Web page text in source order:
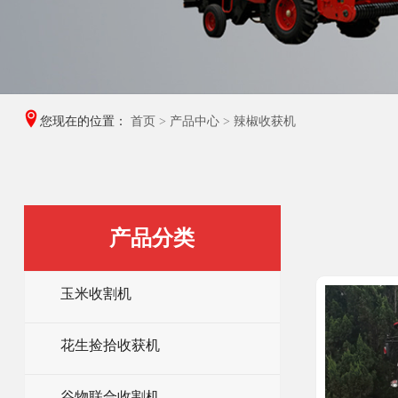
您现在的位置： 首页 > 产品中心 > 辣椒收获机
产品分类
玉米收割机
花生捡拾收获机